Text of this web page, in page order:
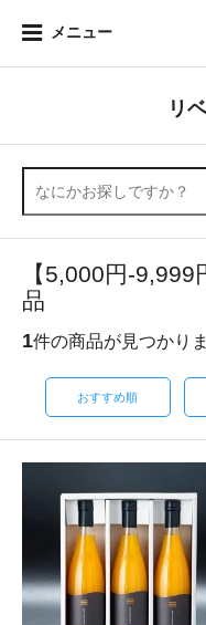
メニュー
リ
【5,000円-
品
1件の商品が見つかり
おすすめ順